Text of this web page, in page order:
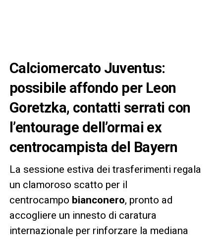
Calciomercato Juventus:
possibile affondo per Leon
Goretzka, contatti serrati con
l’entourage dell’ormai ex
centrocampista del Bayern
La sessione estiva dei trasferimenti regala
un clamoroso scatto per il
centrocampo bianconero, pronto ad
accogliere un innesto di caratura
internazionale per rinforzare la mediana